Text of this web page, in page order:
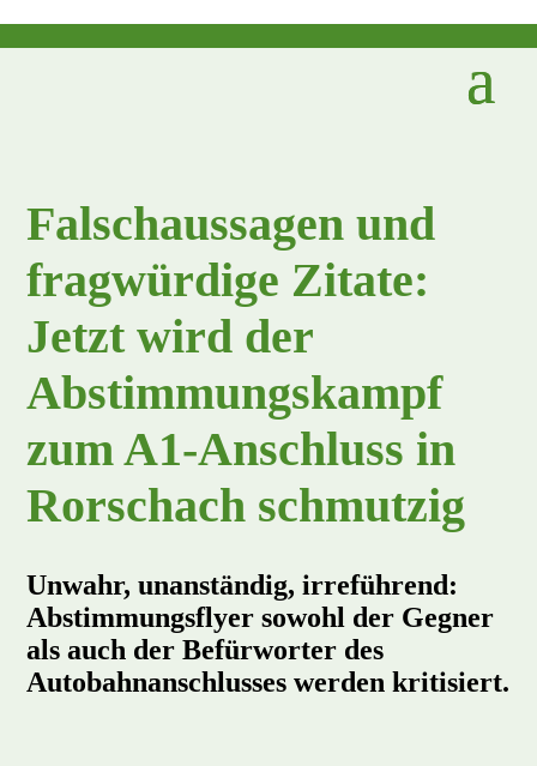
Falschaussagen und
fragwürdige Zitate:
Jetzt wird der
Abstimmungskampf
zum A1-Anschluss in
Rorschach schmutzig
Unwahr, unanständig, irreführend:
Abstimmungsflyer sowohl der Gegner
als auch der Befürworter des
Autobahnanschlusses werden kritisiert.